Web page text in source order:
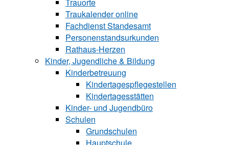
Traukalender online
Fachdienst Standesamt
Personenstandsurkunden
Rathaus-Herzen
Kinder, Jugendliche & Bildung
Kinderbetreuung
Kindertagespflegestellen
Kindertagesstätten
Kinder- und Ju‍gend‍bü‍ro
Schulen
Grundschulen